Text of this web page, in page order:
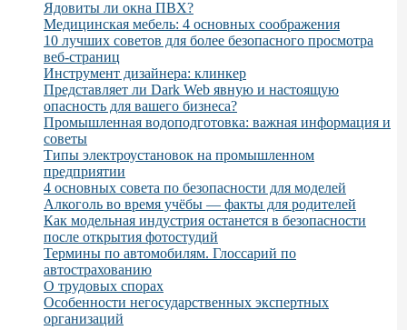
Ядовиты ли окна ПВХ?
Медицинская мебель: 4 основных соображения
10 лучших советов для более безопасного просмотра
веб-страниц
Инструмент дизайнера: клинкер
Представляет ли Dark Web явную и настоящую
опасность для вашего бизнеса?
Промышленная водоподготовка: важная информация и
советы
Типы электроустановок на промышленном
предприятии
4 основных совета по безопасности для моделей
Алкоголь во время учёбы — факты для родителей
Как модельная индустрия останется в безопасности
после открытия фотостудий
Термины по автомобилям. Глоссарий по
автострахованию
О трудовых спорах
Особенности негосударственных экспертных
организаций